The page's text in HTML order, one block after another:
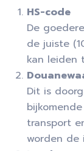
HS-code
De
de juiste
kan leiden
Dit is
transport
worden de